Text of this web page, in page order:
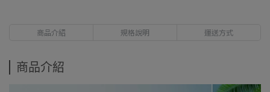
商品介紹 規格說明 運送方式
商品介紹